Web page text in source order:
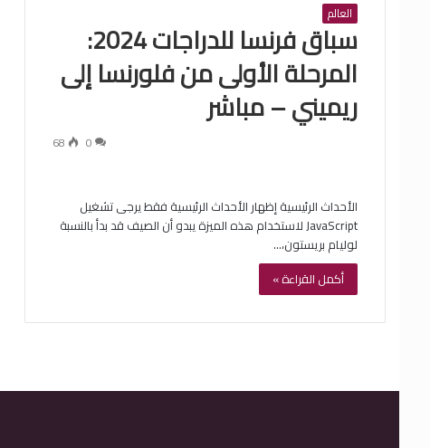
العالم
سباق فرنسا للدراجات 2024:
المرحلة الأولى من فلورنسا إلى
ريميني – مباشر
0
68
الأحداث الرئيسية إظهار الأحداث الرئيسية فقط يرجى تشغيل
JavaScript لاستخدام هذه الميزة يبدو أن الصيف قد بدأ بالنسبة
لوليام بريستون،…
أكمل القراءة »